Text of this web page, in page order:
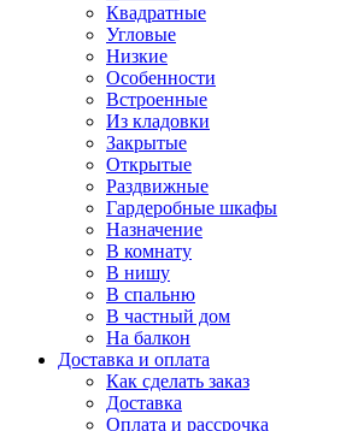
Квадратные
Угловые
Низкие
Особенности
Встроенные
Из кладовки
Закрытые
Открытые
Раздвижные
Гардеробные шкафы
Назначение
В комнату
В нишу
В спальню
В частный дом
На балкон
Доставка и оплата
Как сделать заказ
Доставка
Оплата и рассрочка